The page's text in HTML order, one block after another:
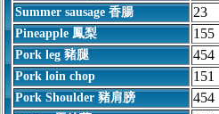
Summer sausage 香腸 23
Pineapple 鳳梨 155
Pork leg 豬腿 454
Pork loin chop 151
Pork Shoulder 豬肩膀 454